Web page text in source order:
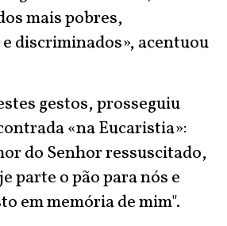
mais pobres,
discriminados», acentuou
gestos, prosseguiu
«na Eucaristia»:
do Senhor ressuscitado,
parte o pão para nós e
em memória de mim".